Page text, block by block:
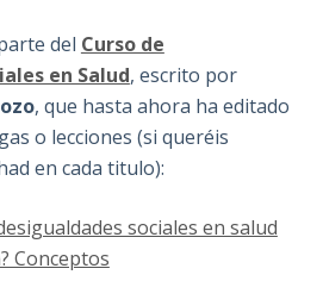
del Curso de
en Salud, escrito por
, que hasta ahora ha editado
o lecciones (si queréis
en cada titulo):
sociales en salud
Conceptos